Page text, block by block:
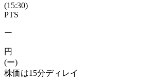
(15:30)
PTS
ー
円
(ー)
株価は15分ディレイ